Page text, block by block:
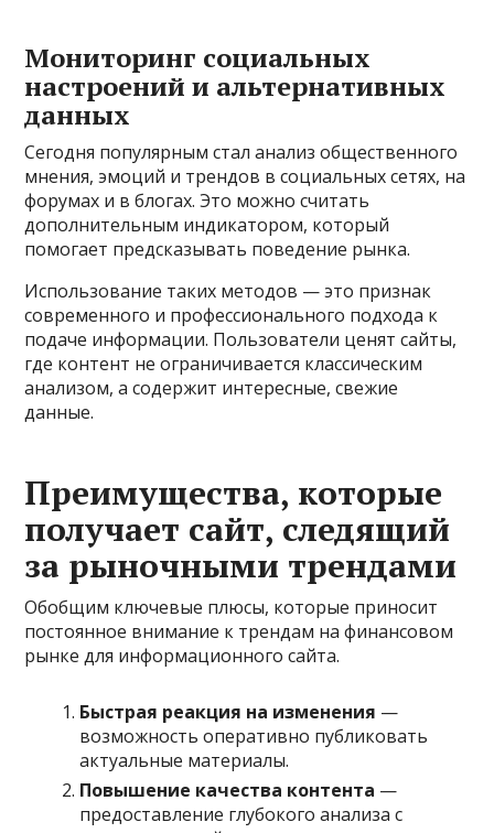
Мониторинг социальных
настроений и альтернативных
данных
Сегодня популярным стал анализ общественного
мнения, эмоций и трендов в социальных сетях, на
форумах и в блогах. Это можно считать
дополнительным индикатором, который
помогает предсказывать поведение рынка.
Использование таких методов — это признак
современного и профессионального подхода к
подаче информации. Пользователи ценят сайты,
где контент не ограничивается классическим
анализом, а содержит интересные, свежие
данные.
Преимущества, которые
получает сайт, следящий
за рыночными трендами
Обобщим ключевые плюсы, которые приносит
постоянное внимание к трендам на финансовом
рынке для информационного сайта.
Быстрая реакция на изменения —
возможность оперативно публиковать
актуальные материалы.
Повышение качества контента —
предоставление глубокого анализа с